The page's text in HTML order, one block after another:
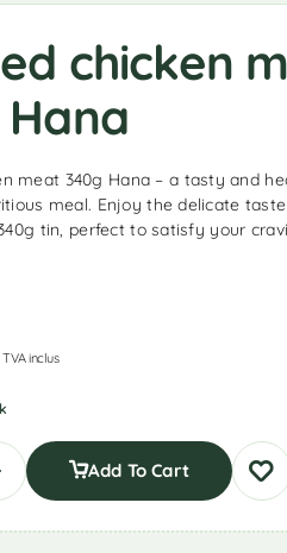
chicken
meat 340g Hana – a tasty and
meal. Enjoy the delicate
tin, perfect to satisfy your
TVA inclus
Add To Cart